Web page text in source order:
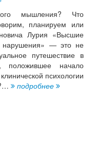
мышления? Что
планируем или
Лурия «Высшие
нарушения» — это не
путешествие в
положившее начало
психологии
подробнее